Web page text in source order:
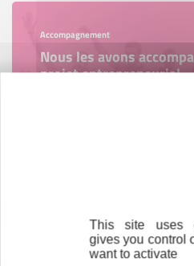
Accompagnement
Nous les avons
projet entrepreneurial
Vous souhaitez aider
entrepreneurs ?
This site uses
gives you control
want to activate